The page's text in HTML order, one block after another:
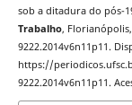
sob a ditadura do pós-
Trabalho, Florianópolis,
9222.2014v6n11p11.
https://
9222.2014v6n11p11.